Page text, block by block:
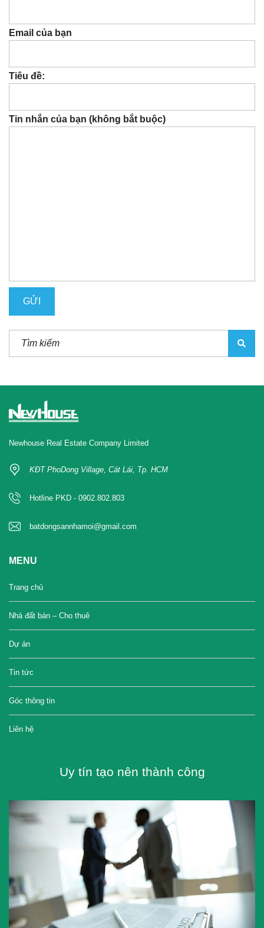
Email của bạn
Tiêu đề:
Tin nhắn của bạn (không bắt buộc)
Newhouse Real Estate Company Limited
KĐT PhoDong Village, Cát Lái, Tp. HCM
Hotline PKD - 0902.802.803
batdongsannhamoi@gmail.com
MENU
Trang chủ
Nhà đất bán – Cho thuê
Dự án
Tin tức
Góc thông tin
Liên hệ
Uy tín tạo nên thành công